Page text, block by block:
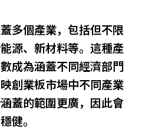
多個產業，包括但不限
源、新材料等。這種產
成為涵蓋不同經濟部門
創業板市場中不同產業
蓋的範圍更廣，因此會
健。